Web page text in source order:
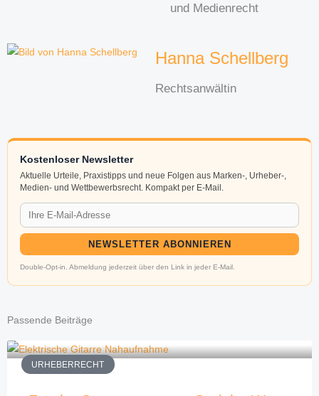
und Medienrecht
Hanna Schellberg
Rechtsanwältin
Kostenloser Newsletter
Aktuelle Urteile, Praxistipps und neue Folgen aus Marken-, Urheber-,
Medien- und Wettbewerbsrecht. Kompakt per E-Mail.
NEWSLETTER ABONNIEREN
Double-Opt-in. Abmeldung jederzeit über den Link in jeder E-Mail.
Passende Beiträge
URHEBERRECHT